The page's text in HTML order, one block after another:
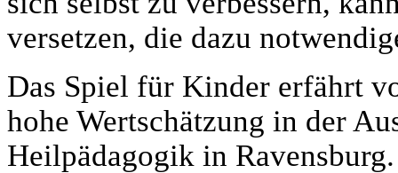
versetzen, die dazu
Das Spiel für Kinder erfährt
hohe Wertschätzung in der
Heilpädagogik in Ravensburg.